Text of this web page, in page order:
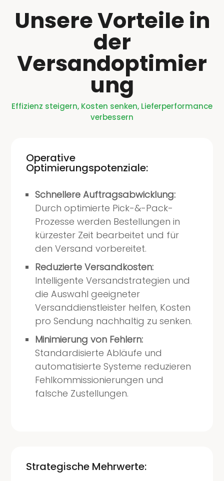
Unsere Vorteile in
der
Versandoptimier
ung
Effizienz steigern, Kosten senken, Lieferperformance
verbessern
Operative
Optimierungspotenziale:
Schnellere Auftragsabwicklung:
Durch optimierte Pick-&-Pack-
Prozesse werden Bestellungen in
kürzester Zeit bearbeitet und für
den Versand vorbereitet.
Reduzierte Versandkosten:
Intelligente Versandstrategien und
die Auswahl geeigneter
Versanddienstleister helfen, Kosten
pro Sendung nachhaltig zu senken.
Minimierung von Fehlern:
Standardisierte Abläufe und
automatisierte Systeme reduzieren
Fehlkommissionierungen und
falsche Zustellungen.
Strategische Mehrwerte: